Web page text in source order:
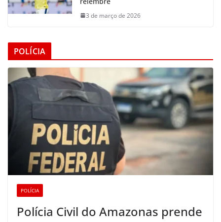
3 de março de 2026
POLÍCIA
POLÍCIA
Polícia Civil do Amazonas prende